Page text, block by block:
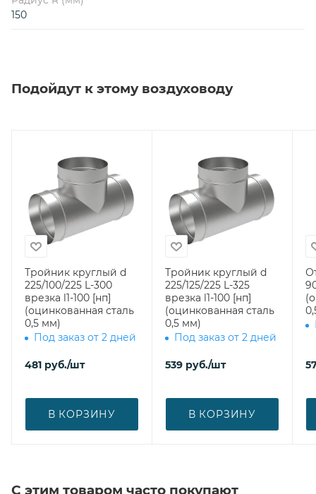
150
Подойдут к этому воздуховоду
Тройник круглый d
225/100/225 L-300
врезка l1-100 [нп]
(оцинкованная сталь
0,5 мм)
Под заказ от 2 дней
481 руб./шт
В КОРЗИНУ
Тройник круглый d
225/125/225 L-325
врезка l1-100 [нп]
(оцинкованная сталь
0,5 мм)
Под заказ от 2 дней
539 руб./шт
В КОРЗИНУ
С этим товаром часто покупают